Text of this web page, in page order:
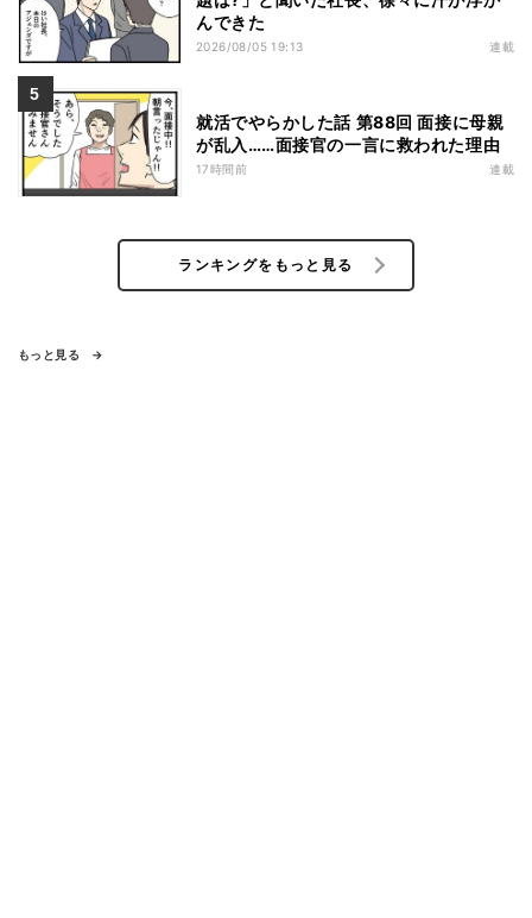
んできた
2026/08/05 19:13 連載
就活でやらかした話 第88回 面接に母親
が乱入……面接官の一言に救われた理由
17時間前 連載
ランキングをもっと見る
もっと見る